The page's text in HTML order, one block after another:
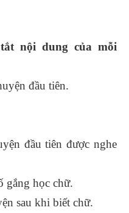
nội dung của mỗi
đầu tiên.
đầu tiên được nghe
gắng học chữ.
sau khi biết chữ.